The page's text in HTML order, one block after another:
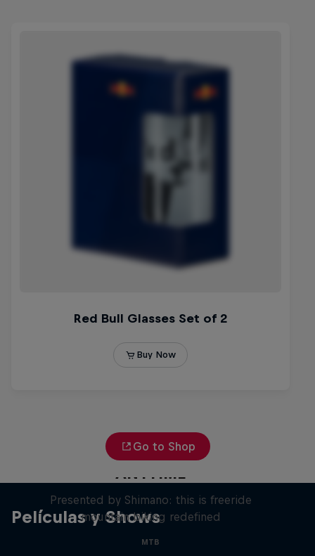
Go to Shop
Películas y Shows
ANYTIME
Presented by Shimano: this is freeride
mountain biking redefined
MTB